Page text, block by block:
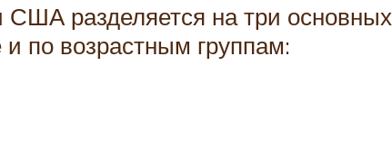
США разделяется на три
по возрастным группам: